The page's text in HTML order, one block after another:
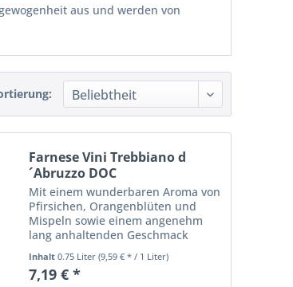
aus und werden von
Farnese Vini Trebbiano d
´Abruzzo DOC
Mit einem wunderbaren Aroma von
Pfirsichen, Orangenblüten und
Mispeln sowie einem angenehm
lang anhaltenden Geschmack
besticht dieser strahlend
strohgelbe Trebbiano. Dieser wohl
balancierte, intensive und
Inhalt 0.75 Liter (9,59 € * / 1 Liter)
7,19 € *